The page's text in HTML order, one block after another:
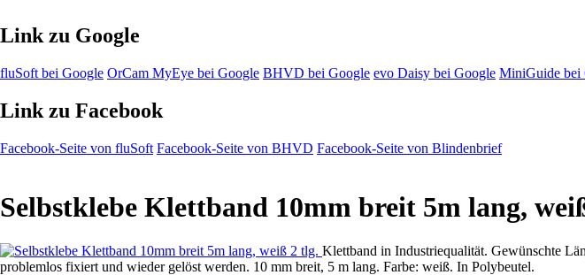
Link zu Google
fluSoft bei Google OrCam MyEye bei Google BHVD bei Google evo Daisy bei Google MiniGuide bei
Link zu Facebook
Facebook-Seite von fluSoft Facebook-Seite von BHVD Facebook-Seite von Blindenbrief
Selbstklebe Klettband 10mm breit 5m lang,
Klettband in Industriequalität. Gewünschte
problemlos fixiert und wieder gelöst werden. 10 mm breit, 5 m lang. Farbe: weiß. In Polybeutel.